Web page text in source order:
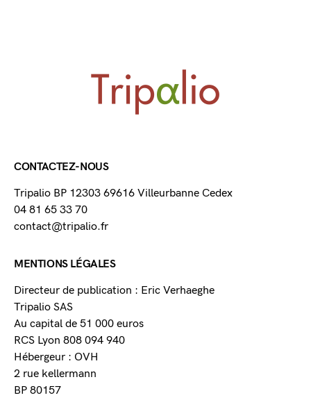
CONTACTEZ-NOUS
Tripalio BP 12303 69616 Villeurbanne Cedex
04 81 65 33 70
contact@tripalio.fr
MENTIONS LÉGALES
Directeur de publication : Eric Verhaeghe
Tripalio SAS
Au capital de 51 000 euros
RCS Lyon 808 094 940
Hébergeur : OVH
2 rue kellermann
BP 80157